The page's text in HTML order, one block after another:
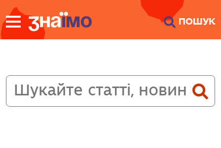
ПЕРЕЙТИ ДО
ГОЛОВНОГО
ПОШУК